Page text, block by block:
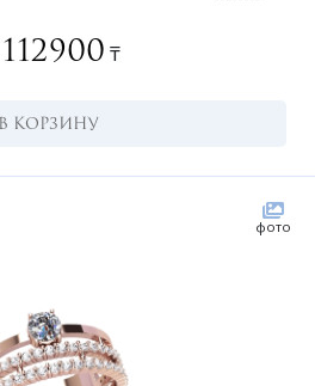
112900 ₸
В КОРЗИНУ
фото